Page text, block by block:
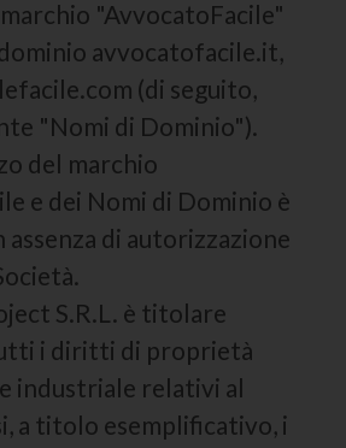
"AvvocatoFacile"
avvocatofacile.it,
(di seguito,
"Nomi di Dominio").
del marchio
e dei Nomi di Dominio è
di autorizzazione
S.R.L. è titolare
i diritti di proprietà
industriale relativi al
a titolo esemplificativo, i